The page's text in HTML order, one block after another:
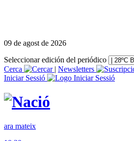
09 de agost de 2026
Seleccionar edición del periódico
Cerca
| Newsletters
Iniciar Sessió
ara mateix